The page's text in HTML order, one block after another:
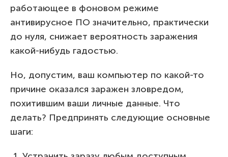
работающее в фоновом режиме
антивирусное ПО значительно, практически
до нуля, снижает вероятность заражения
какой-нибудь гадостью.
Но, допустим, ваш компьютер по какой-то
причине оказался заражен зловредом,
похитившим ваши личные данные. Что
делать? Предпринять следующие основные
шаги: